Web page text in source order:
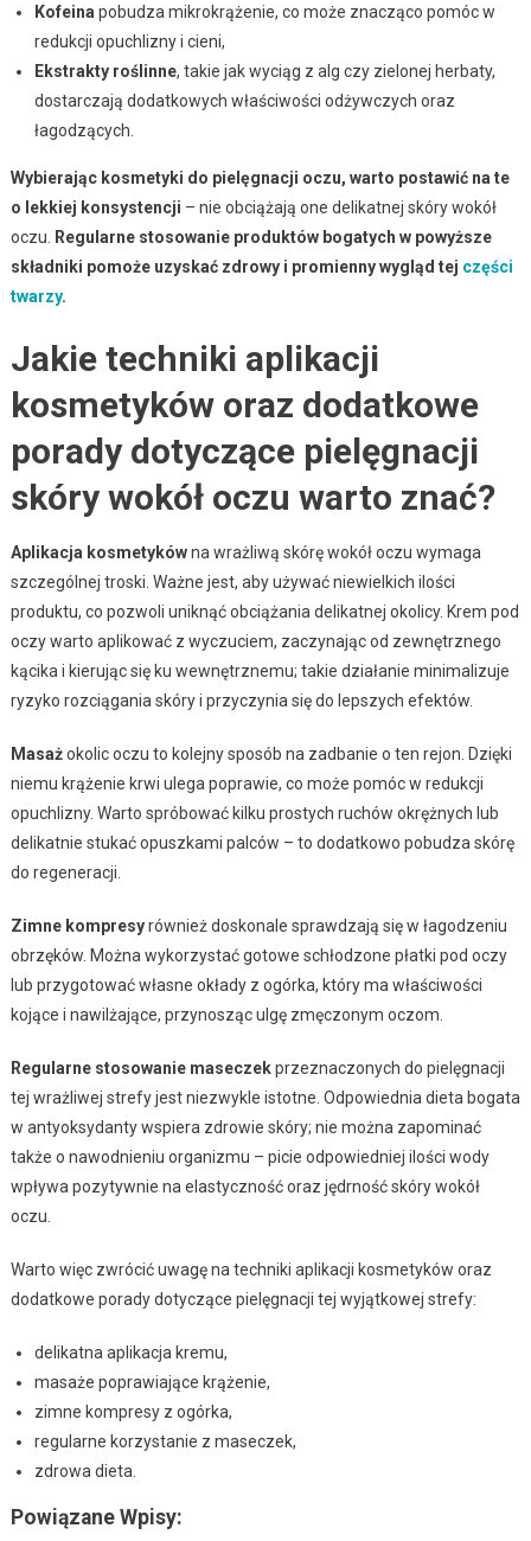
Kofeina pobudza mikrokrążenie, co może znacząco pomóc w
redukcji opuchlizny i cieni,
Ekstrakty roślinne, takie jak wyciąg z alg czy zielonej herbaty,
dostarczają dodatkowych właściwości odżywczych oraz
łagodzących.
Wybierając kosmetyki do pielęgnacji oczu, warto postawić na te
o lekkiej konsystencji – nie obciążają one delikatnej skóry wokół
oczu.
Regularne stosowanie produktów bogatych w powyższe
składniki pomoże uzyskać zdrowy i promienny wygląd tej części
twarzy.
Jakie techniki aplikacji
kosmetyków oraz dodatkowe
porady dotyczące pielęgnacji
skóry wokół oczu warto znać?
Aplikacja kosmetykówna wrażliwą skórę wokół oczu wymaga
szczególnej troski. Ważne jest, aby używać niewielkich ilości
produktu, co pozwoli uniknąć obciążania delikatnej okolicy. Krem pod
oczy warto aplikować z wyczuciem, zaczynając od zewnętrznego
kącika i kierując się ku wewnętrznemu; takie działanie minimalizuje
ryzyko rozciągania skóry i przyczynia się do lepszych efektów.
Masażokolic oczu to kolejny sposób na zadbanie o ten rejon. Dzięki
niemu krążenie krwi ulega poprawie, co może pomóc w redukcji
opuchlizny. Warto spróbować kilku prostych ruchów okrężnych lub
delikatnie stukać opuszkami palców – to dodatkowo pobudza skórę
do regeneracji.
Zimne kompresyrównież doskonale sprawdzają się w łagodzeniu
obrzęków. Można wykorzystać gotowe schłodzone płatki pod oczy
lub przygotować własne okłady z ogórka, który ma właściwości
kojące i nawilżające, przynosząc ulgę zmęczonym oczom.
Regularne stosowanie maseczekprzeznaczonych do pielęgnacji
tej wrażliwej strefy jest niezwykle istotne. Odpowiednia dieta bogata
w antyoksydanty wspiera zdrowie skóry; nie można zapominać
także o nawodnieniu organizmu – picie odpowiedniej ilości wody
wpływa pozytywnie na elastyczność oraz jędrność skóry wokół
oczu.
Warto więc zwrócić uwagę na techniki aplikacji kosmetyków oraz
dodatkowe porady dotyczące pielęgnacji tej wyjątkowej strefy:
delikatna aplikacja kremu,
masaże poprawiające krążenie,
zimne kompresy z ogórka,
regularne korzystanie z maseczek,
zdrowa dieta.
Powiązane Wpisy: